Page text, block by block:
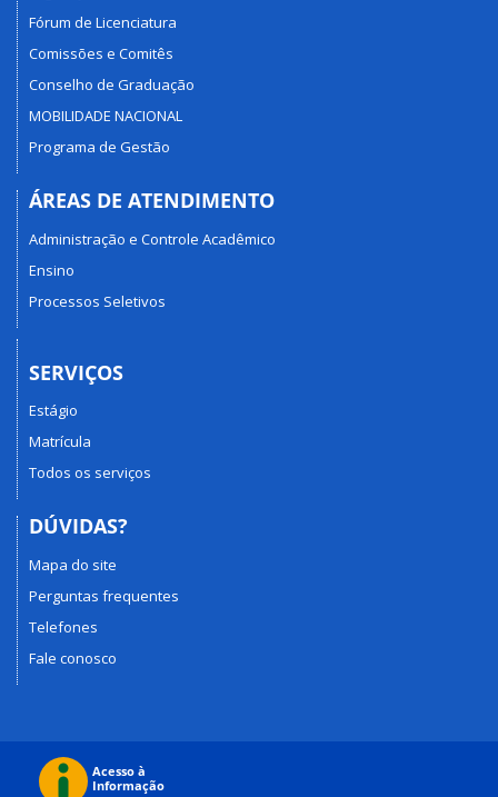
Fórum de Licenciatura
Comissões e Comitês
Conselho de Graduação
MOBILIDADE NACIONAL
Programa de Gestão
ÁREAS DE ATENDIMENTO
Administração e Controle Acadêmico
Ensino
Processos Seletivos
SERVIÇOS
Estágio
Matrícula
Todos os serviços
DÚVIDAS?
Mapa do site
Perguntas frequentes
Telefones
Fale conosco